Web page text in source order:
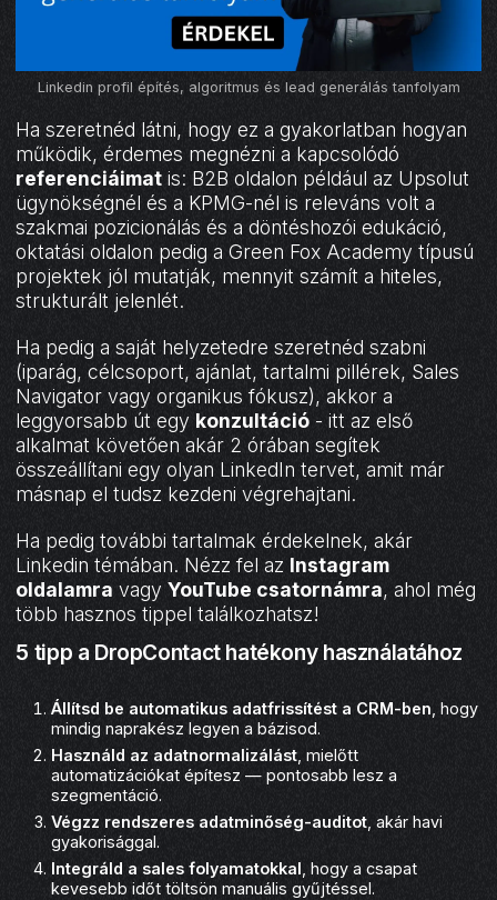
Linkedin profil építés, algoritmus és lead generálás tanfolyam
Ha szeretnéd látni, hogy ez a gyakorlatban hogyan
működik, érdemes megnézni a kapcsolódó
referenciáimat is: B2B oldalon például az Upsolut
ügynökségnél és a KPMG-nél is releváns volt a
szakmai pozicionálás és a döntéshozói edukáció,
oktatási oldalon pedig a Green Fox Academy típusú
projektek jól mutatják, mennyit számít a hiteles,
strukturált jelenlét.
Ha pedig a saját helyzetedre szeretnéd szabni
(iparág, célcsoport, ajánlat, tartalmi pillérek, Sales
Navigator vagy organikus fókusz), akkor a
leggyorsabb út egy konzultáció - itt az első
alkalmat követően akár 2 órában segítek
összeállítani egy olyan LinkedIn tervet, amit már
másnap el tudsz kezdeni végrehajtani.
Ha pedig további tartalmak érdekelnek, akár
Linkedin témában. Nézz fel az Instagram
oldalamra vagyYouTube csatornámra, ahol még
több hasznos tippel találkozhatsz!
5 tipp a DropContact hatékony használatához
Állítsd be automatikus adatfrissítést a CRM-ben , hogy
mindig naprakész legyen a bázisod.
Használd az adatnormalizálást , mielőtt
automatizációkat építesz — pontosabb lesz a
szegmentáció.
Végzz rendszeres adatminőség-auditot , akár havi
gyakorisággal.
Integráld a sales folyamatokkal , hogy a csapat
kevesebb időt töltsön manuális gyűjtéssel.